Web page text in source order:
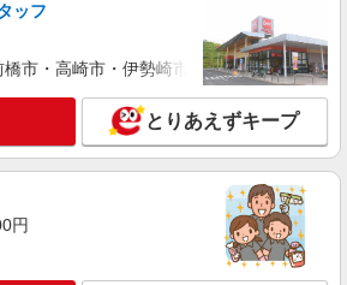
群馬県邑楽郡板倉町 ＊車・バイク通勤OK
詳細を見る
/お仕事No/0904499
ルの組立
給1340円 月収例：251、000円（月収例21日
残業代込）（残業・休日出勤手当て等が含ま
ッフ
市・高崎市・伊勢崎市・太田市・館林市
とりあえずキープ
円